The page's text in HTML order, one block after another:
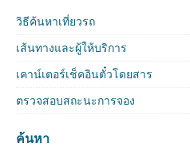
วิธีค้นหาเที่ยวรถ
เส้นทางและผู้ให้บริการ
เคาน์เตอร์เช็คอินตั๋วโดยสาร
ตรวจสอบสถะนะการจอง
ค้นหา